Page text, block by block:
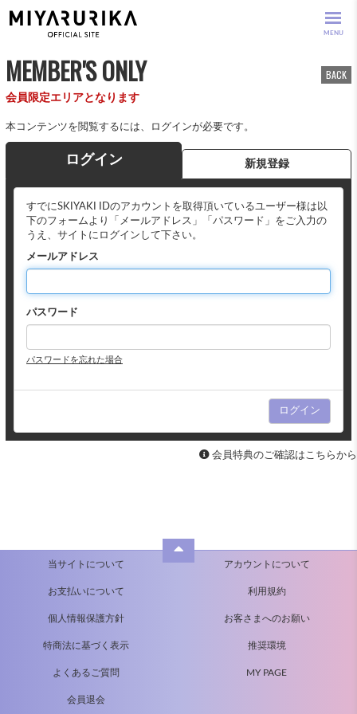
MENU
MEMBER'S ONLY BACK
会員限定エリアとなります
本コンテンツを閲覧するには、ログインが必要です。
ログイン 新規登録
すでにSKIYAKI IDのアカウントを取得頂いているユーザー様は以
下のフォームより「メールアドレス」「パスワード」をご入力の
うえ、サイトにログインして下さい。
メールアドレス
パスワード
パスワードを忘れた場合
会員特典のご確認はこちらから
当サイトについて アカウントについて
お支払いについて 利用規約
個人情報保護方針 お客さまへのお願い
特商法に基づく表示 推奨環境
よくあるご質問 MY PAGE
会員退会